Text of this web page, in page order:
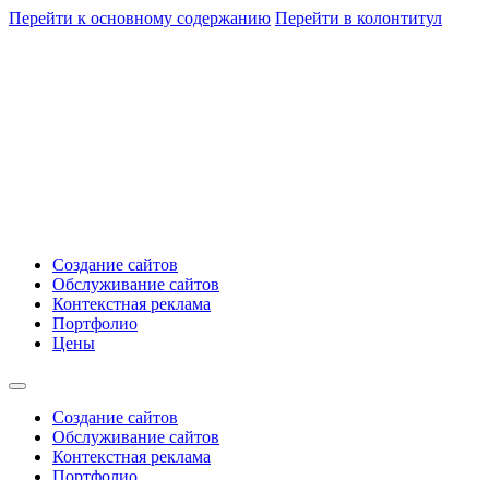
Перейти к основному содержанию Перейти в колонтитул
Создание сайтов
Обслуживание сайтов
Контекстная реклама
Портфолио
Цены
Создание сайтов
Обслуживание сайтов
Контекстная реклама
Портфолио